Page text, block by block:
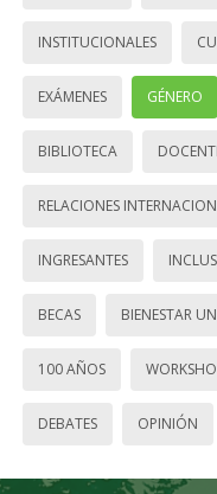
INSTITUCIONALES
EXÁMENES GÉNERO
BIBLIOTECA
RELACIONES
INGRESANTES
BECAS BIENESTAR
100 AÑOS
DEBATES OPINIÓN